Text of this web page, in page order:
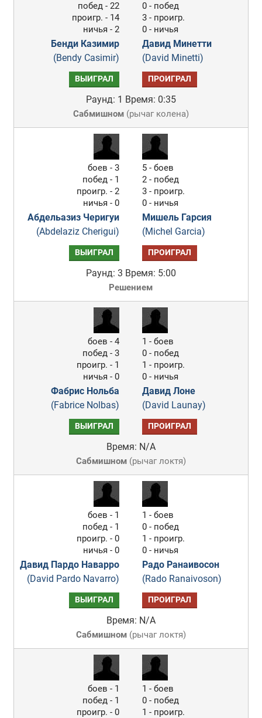
побед - 22
проигр. - 14
ничья - 2
Бенди Казимир
(Bendy Casimir)
0 - побед
3 - проигр.
0 - ничья
Давид Минетти
(David Minetti)
ВЫИГРАЛ ПРОИГРАЛ
Раунд: 1 Время: 0:35
Сабмишном(рычаг колена)
боев - 3
побед - 1
проигр. - 2
ничья - 0
Абдельазиз Черигуи
(Abdelaziz Cherigui)
5 - боев
2 - побед
3 - проигр.
0 - ничья
Мишель Гарсия
(Michel Garcia)
ВЫИГРАЛ ПРОИГРАЛ
Раунд: 3 Время: 5:00
Решением
боев - 4
побед - 3
проигр. - 1
ничья - 0
Фабрис Нольба
(Fabrice Nolbas)
1 - боев
0 - побед
1 - проигр.
0 - ничья
Давид Лоне
(David Launay)
ВЫИГРАЛ ПРОИГРАЛ
Время: N/A
Сабмишном(рычаг локтя)
боев - 1
побед - 1
проигр. - 0
ничья - 0
Давид Пардо Наварро
(David Pardo Navarro)
1 - боев
0 - побед
1 - проигр.
0 - ничья
Радо Ранаивосон
(Rado Ranaivoson)
ВЫИГРАЛ ПРОИГРАЛ
Время: N/A
Сабмишном(рычаг локтя)
боев - 1
побед - 1
проигр. - 0
1 - боев
0 - побед
1 - проигр.